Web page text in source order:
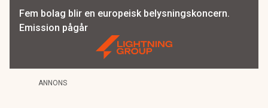
Fem bolag blir en europeisk belysningskoncern.
Emission pågår
ANNONS